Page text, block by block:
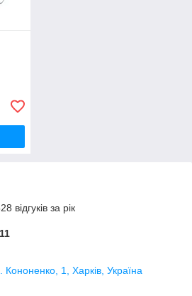
відгуків за рік
1, Харків, Україна